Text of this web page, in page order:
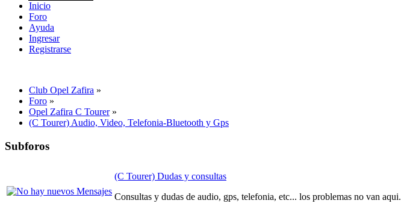
Inicio
Foro
Ayuda
Ingresar
Registrarse
Club Opel Zafira »
Foro »
Opel Zafira C Tourer»
(C Tourer) Audio, Video, Telefonia-Bluetooth y Gps
Subforos
(C Tourer) Dudas y consultas
Consultas y dudas de audio, gps, telefonia, etc... los problemas no van aqui.